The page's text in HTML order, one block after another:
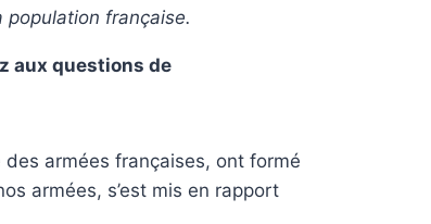
population française.
aux questions de
armées françaises, ont formé
armées, s’est mis en rapport